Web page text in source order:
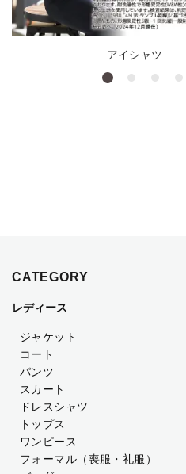
アイシャツ
CATEGORY
レディース
ジャケット
コート
パンツ
スカート
ドレスシャツ
トップス
ワンピース
フォーマル（喪服・礼服）